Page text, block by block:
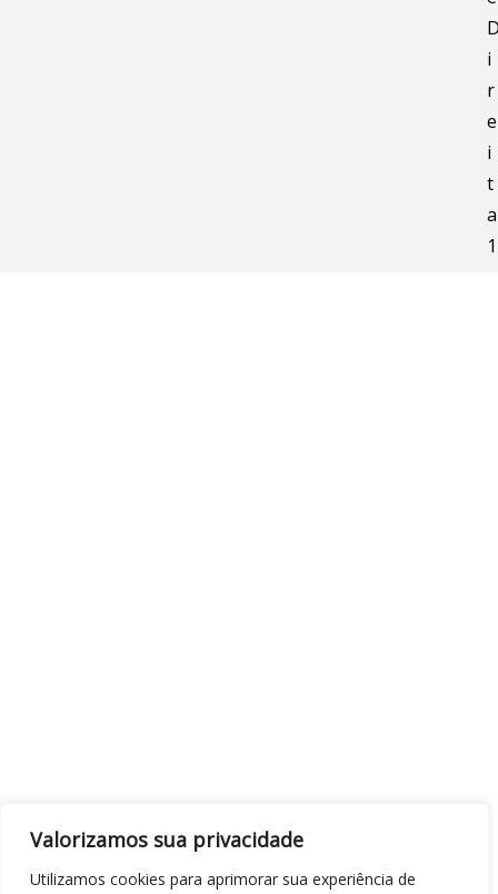
Valorizamos sua privacidade
Utilizamos cookies para aprimorar sua experiência de